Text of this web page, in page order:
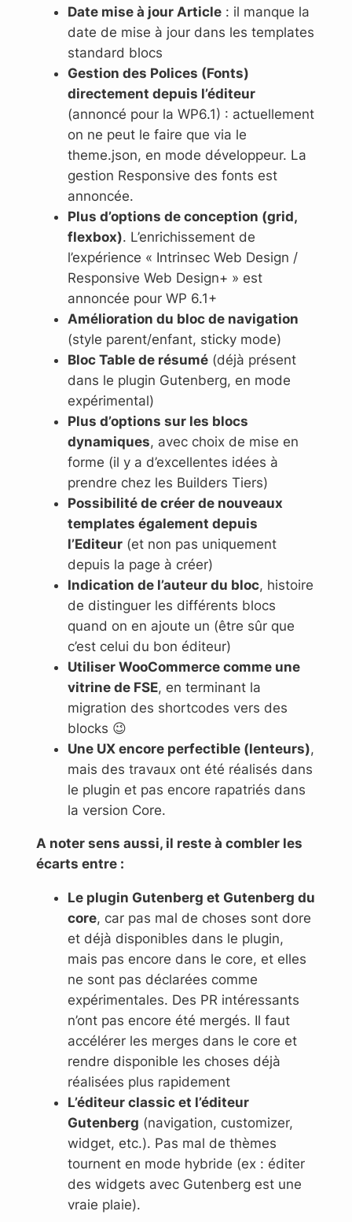
Date mise à jour Article : il manque la
date de mise à jour dans les templates
standard blocs
Gestion des Polices (Fonts)
directement depuis l’éditeur
(annoncé pour la WP6.1) : actuellement
on ne peut le faire que via le
theme.json, en mode développeur. La
gestion Responsive des fonts est
annoncée.
Plus d’options de conception (grid,
flexbox). L’enrichissement de
l’expérience « Intrinsec Web Design /
Responsive Web Design+ » est
annoncée pour WP 6.1+
Amélioration du bloc de navigation
(style parent/enfant, sticky mode)
Bloc Table de résumé (déjà présent
dans le plugin Gutenberg, en mode
expérimental)
Plus d’options sur les blocs
dynamiques, avec choix de mise en
forme (il y a d’excellentes idées à
prendre chez les Builders Tiers)
Possibilité de créer de nouveaux
templates également depuis
l’Editeur (et non pas uniquement
depuis la page à créer)
Indication de l’auteur du bloc, histoire
de distinguer les différents blocs
quand on en ajoute un (être sûr que
c’est celui du bon éditeur)
Utiliser WooCommerce comme une
vitrine de FSE, en terminant la
migration des shortcodes vers des
blocks 😉
Une UX encore perfectible (lenteurs),
mais des travaux ont été réalisés dans
le plugin et pas encore rapatriés dans
la version Core.
A noter sens aussi, il reste à combler les
écarts entre :
Le plugin Gutenberg et Gutenberg du
core, car pas mal de choses sont dore
et déjà disponibles dans le plugin,
mais pas encore dans le core, et elles
ne sont pas déclarées comme
expérimentales. Des PR intéressants
n’ont pas encore été mergés. Il faut
accélérer les merges dans le core et
rendre disponible les choses déjà
réalisées plus rapidement
L’éditeur classic et l’éditeur
Gutenberg (navigation, customizer,
widget, etc.). Pas mal de thèmes
tournent en mode hybride (ex : éditer
des widgets avec Gutenberg est une
vraie plaie).